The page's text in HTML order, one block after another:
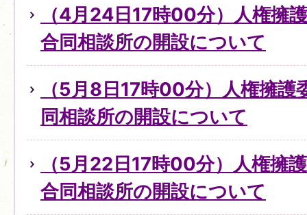
（4月24日17時00分）人権擁
合同相談所の開設について
（5月8日17時00分）人権擁護
同相談所の開設について
（5月22日17時00分）人権擁
合同相談所の開設について